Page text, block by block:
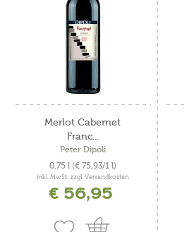
Merlot Cabernet
Franc...
Peter Dipoli
0,75 l (€ 75,93/1 l)
inkl. MwSt. zzgl. Versandkosten
€ 56,95